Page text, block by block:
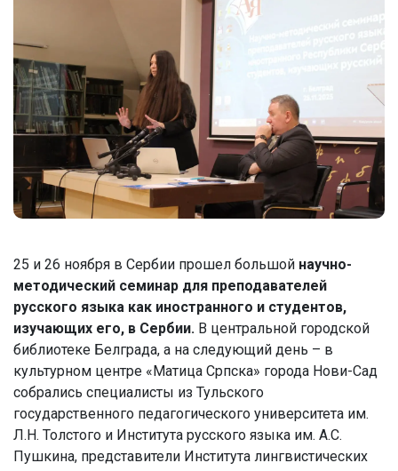
25 и 26 ноября в Сербии прошел большой научно-
методический семинар для преподавателей
русского языка как иностранного и студентов,
изучающих его, в Сербии. В центральной городской
библиотеке Белграда, а на следующий день – в
культурном центре «Матица Српска» города Нови-Сад
собрались специалисты из Тульского
государственного педагогического университета им.
Л.Н. Толстого и Института русского языка им. А.С.
Пушкина, представители Института лингвистических